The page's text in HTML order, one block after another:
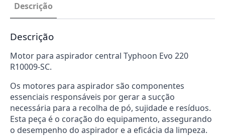
Descrição
Descrição
Motor para aspirador central Typhoon Evo 220
R10009-SC.
Os motores para aspirador são componentes
essenciais responsáveis por gerar a sucção
necessária para a recolha de pó, sujidade e resíduos.
Esta peça é o coração do equipamento, assegurando
o desempenho do aspirador e a eficácia da limpeza.